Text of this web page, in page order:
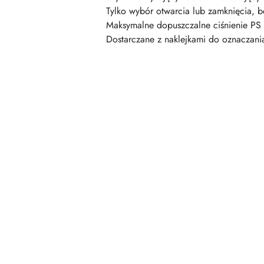
Tylko wybór otwarcia lub zamknięcia,
Maksymalne dopuszczalne ciśnienie
Dostarczane z naklejkami do